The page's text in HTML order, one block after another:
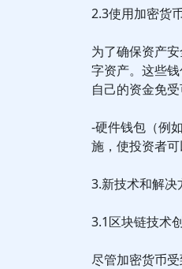
2.3使用加密货
为了确保资产
字资产。这些
自己的资金免受
-硬件钱包（例
施，使投资者
3.新技术和解
3.1区块链技术
尽管加密货币